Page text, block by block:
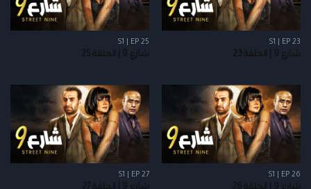
S1 | EP 23
شارع 9 | الحلقة 23
S1 | EP 25
شارع 9 | الحلقة 25
S1 | EP 26
S1 | EP 27